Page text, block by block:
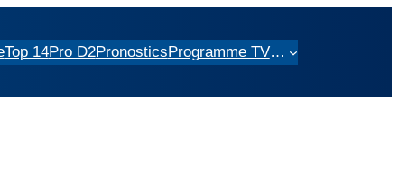
Top 14Pro D2PronosticsProgramme TV…